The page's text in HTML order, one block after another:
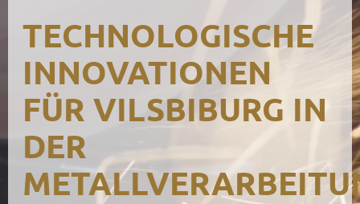
TECHNOLOGISCHE
INNOVATIONEN
FÜR VILSBIBURG IN
DER